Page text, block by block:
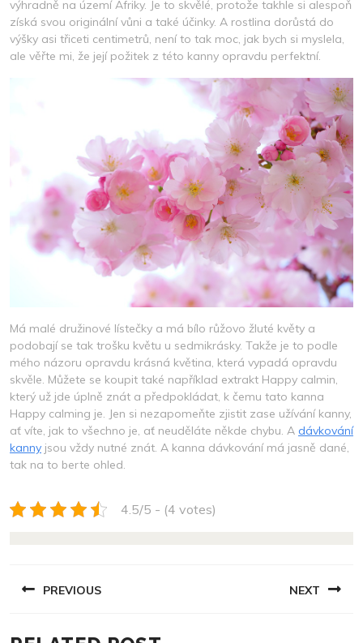
výhradně na území Afriky. Je to skvělé, protože takhle si alespoň
získá svou originální vůni a také účinky. A rostlina dorůstá do
výšky asi třiceti centimetrů, není to tak moc, jak bych si myslela,
ale věřte mi, že její požitek z této kanny opravdu perfektní.
Má malé družinové lístečky a má bílo růžovo žluté květy a
podobají se tak trošku květu u sedmikrásky. Takže je to podle
mého názoru opravdu krásná květina, která vypadá opravdu
skvěle. Můžete se koupit také například extrakt Happy calmin,
který už jde úplně znát a předpokládat, k čemu tato kanna
Happy calming je. Jen si nezapomeňte zjistit zase užívání kanny,
ať víte, jak to všechno je, ať neuděláte někde chybu. A dávkování
kanny jsou vždy nutné znát. A kanna dávkování má jasně dané,
tak na to berte ohled.
4.5/5 - (4 votes)
PROPREVIOUS NEXT